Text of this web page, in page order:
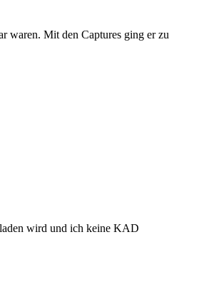
waren. Mit den Captures ging er zu
wird und ich keine KAD